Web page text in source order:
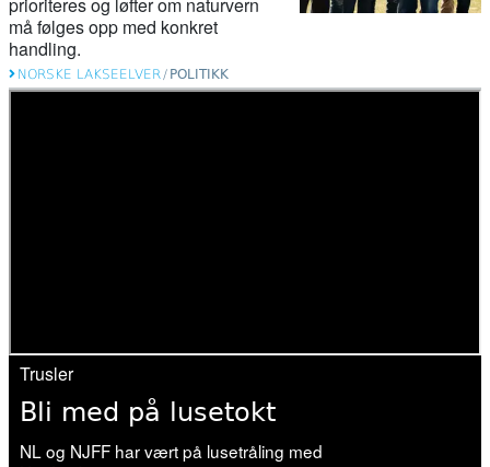
må følges opp med konkret
handling.
NORSKE LAKSEELVER/ POLITIKK
Trusler
Bli med på lusetokt
NL og NJFF har vært på lusetråling med